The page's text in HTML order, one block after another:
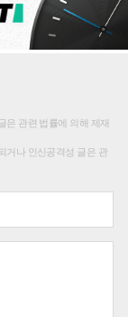
은 관련 법률에 의해 제재
거나 인신공격성 글은 관